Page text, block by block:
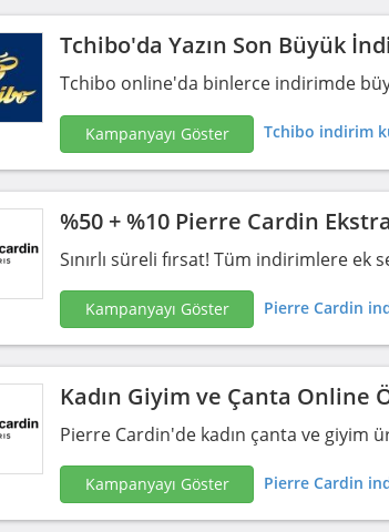
Tchibo'da Yazın Son Büyük
Tchibo online'da binlerce indirimde
Kampanyayı Göster Tchibo indirim
%50 + %10 Pierre Cardin
Sınırlı süreli fırsat! Tüm indirimlere ek
Kampanyayı Göster Pierre Cardin
Kadın Giyim ve Çanta Online
Pierre Cardin'de kadın çanta ve giyim
Kampanyayı Göster Pierre Cardin